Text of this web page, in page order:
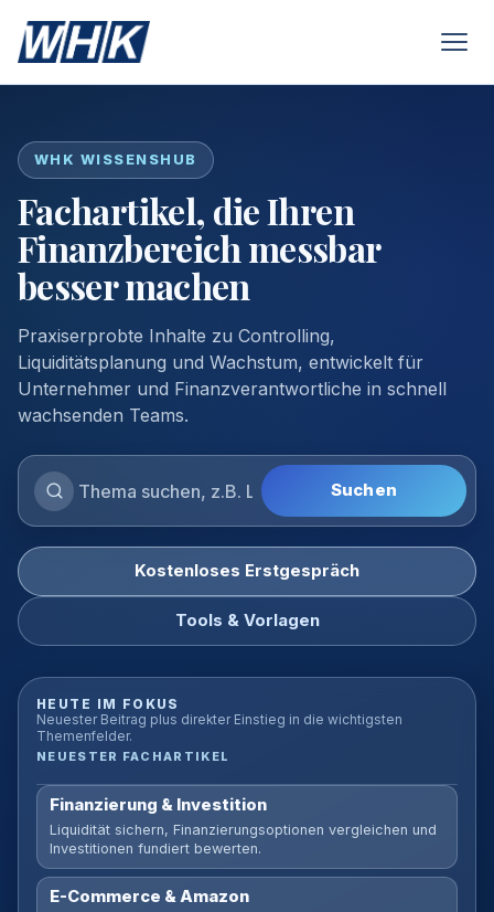
WHK WISSENSHUB
Fachartikel, die Ihren
Finanzbereich messbar
besser machen
Praxiserprobte Inhalte zu Controlling,
Liquiditätsplanung und Wachstum, entwickelt für
Unternehmer und Finanzverantwortliche in schnell
wachsenden Teams.
Blog
durchsuchen
Suchen
Kostenloses Erstgespräch
Tools & Vorlagen
HEUTE IM FOKUS
Neuester Beitrag plus direkter Einstieg in die wichtigsten
Themenfelder.
NEUESTER FACHARTIKEL
Finanzierung & Investition
Liquidität sichern, Finanzierungsoptionen vergleichen und
Investitionen fundiert bewerten.
E-Commerce & Amazon